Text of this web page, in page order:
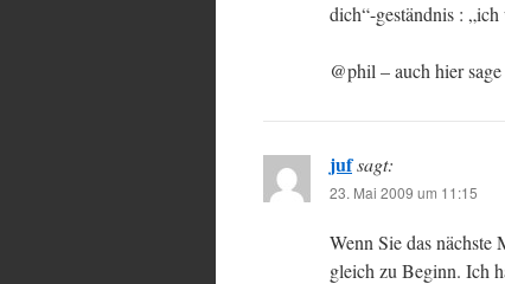
dich“-geständnis :
@phil – auch hier
jufsagt:
23. Mai 2009 um 11:15
Wenn Sie das
gleich zu Beginn. Ich